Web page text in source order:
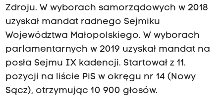
Zdroju. W wyborach samorządowych w 2018
uzyskał mandat radnego Sejmiku
Województwa Małopolskiego. W wyborach
parlamentarnych w 2019 uzyskał mandat na
posła Sejmu IX kadencji. Startował z 11.
pozycji na liście PiS w okręgu nr 14 (Nowy
Sącz), otrzymując 10 900 głosów.